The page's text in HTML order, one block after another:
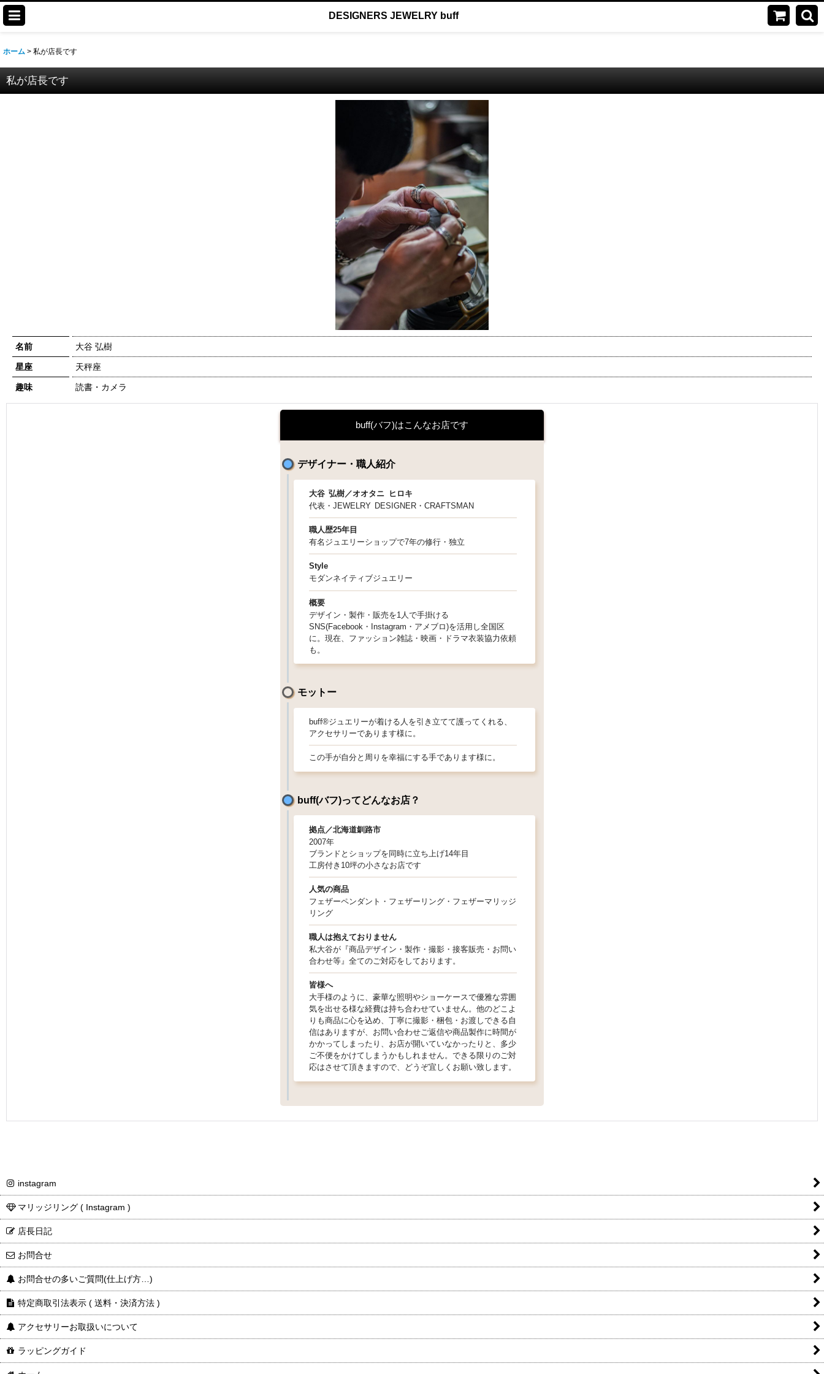
DESIGNERS JEWELRY buff
ホーム > 私が店長です
私が店長です
名前 大谷 弘樹
星座 天秤座
趣味 読書・カメラ
buff(バフ)はこんなお店です
デザイナー・職人紹介
大谷 弘樹／オオタニ ヒロキ
代表・ JEWELRY DESIGNER・CRAFTSMAN
職人歴25年目
有名ジュエリーショップで7年の修行・独立
Style
モダンネイティブジュエリー
概要
デザイン・製作・販売を1人で手掛ける
SNS(Facebook・Instagram・アメブロ)を活用し全国区
に。現在、ファッション雑誌・映画・ドラマ衣装協力依頼
も。
モットー
buff®︎ジュエリーが着ける人を引き立てて護ってくれる、
アクセサリーであります様に。
この手が自分と周りを幸福にする手であります様に。
buff(バフ)ってどんなお店？
拠点／北海道釧路市
2007年
ブランドとショップを同時に立ち上げ14年目
工房付き10坪の小さなお店です
人気の商品
フェザーペンダント・フェザーリング・フェザーマリッジ
リング
職人は抱えておりません
私大谷が『商品デザイン・製作・撮影・接客販売・お問い
合わせ等』全てのご対応をしております。
皆様へ
大手様のように、豪華な照明やショーケースで優雅な雰囲
気を出せる様な経費は持ち合わせていません。他のどこよ
りも商品に心を込め、丁寧に撮影・梱包・お渡しできる自
信はありますが、お問い合わせご返信や商品製作に時間が
かかってしまったり、お店が開いていなかったりと、多少
ご不便をかけてしまうかもしれません。できる限りのご対
応はさせて頂きますので、どうぞ宜しくお願い致します。
instagram
マリッジリング ( Instagram )
店長日記
お問合せ
お問合せの多いご質問(仕上げ方…)
特定商取引法表示 ( 送料・決済方法 )
アクセサリーお取扱いについて
ラッピングガイド